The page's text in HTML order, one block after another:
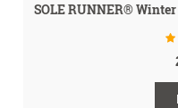
SOLE RUNNER®